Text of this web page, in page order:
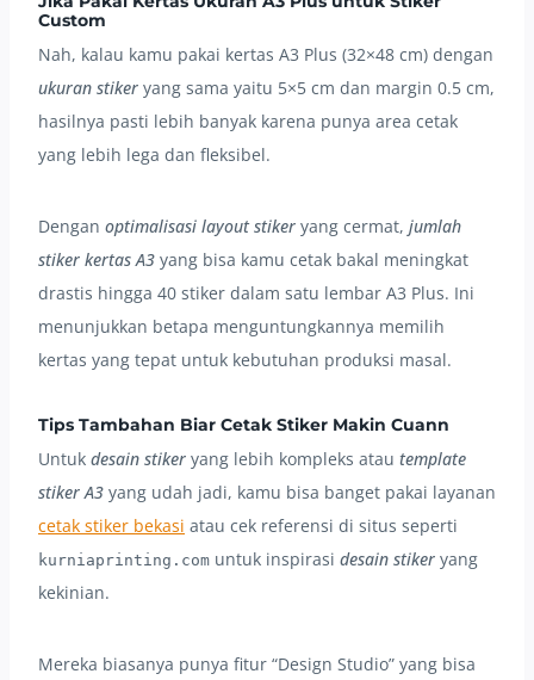
Custom
Nah, kalau kamu pakai kertas A3 Plus (32×48 cm) dengan
ukuran stiker yang sama yaitu 5×5 cm dan margin 0.5 cm,
hasilnya pasti lebih banyak karena punya area cetak
yang lebih lega dan fleksibel.
Dengan optimalisasi layout stiker yang cermat, jumlah
stiker kertas A3 yang bisa kamu cetak bakal meningkat
drastis hingga 40 stiker dalam satu lembar A3 Plus. Ini
menunjukkan betapa menguntungkannya memilih
kertas yang tepat untuk kebutuhan produksi masal.
Tips Tambahan Biar Cetak Stiker Makin Cuann
Untuk desain stiker yang lebih kompleks atau template
stiker A3 yang udah jadi, kamu bisa banget pakai layanan
cetak stiker bekasi atau cek referensi di situs seperti
kurniaprinting.com untuk inspirasi desain stiker yang
kekinian.
Mereka biasanya punya fitur “Design Studio” yang bisa